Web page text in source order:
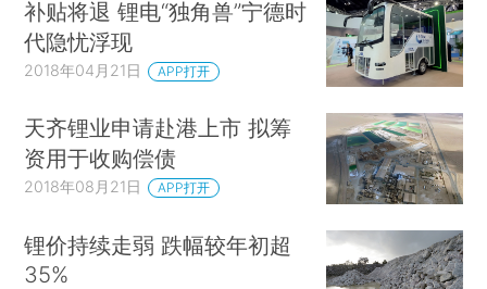
补贴将退 锂电“独角兽”宁德时
代隐忧浮现
2018年04月21日 APP打开
天齐锂业申请赴港上市 拟筹
资用于收购偿债
2018年08月21日 APP打开
锂价持续走弱 跌幅较年初超
35%